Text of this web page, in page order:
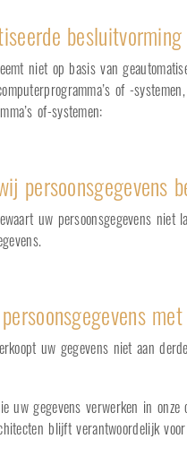
besluitvorming
niet op basis van
of -
of-systemen:
persoonsgegevens
uw persoonsgegevens
uw gegevens niet aan
uw gegevens verwerken in
blijft verantwoordelijk